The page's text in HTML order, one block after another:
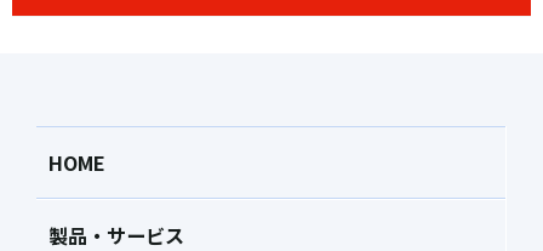
HOME
製品・サービス